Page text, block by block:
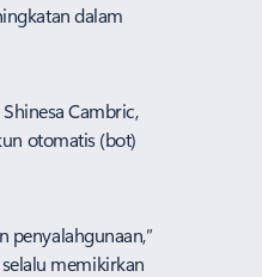
dalam
Cambric,
otomatis (bot)
penyalahgunaan,”
memikirkan